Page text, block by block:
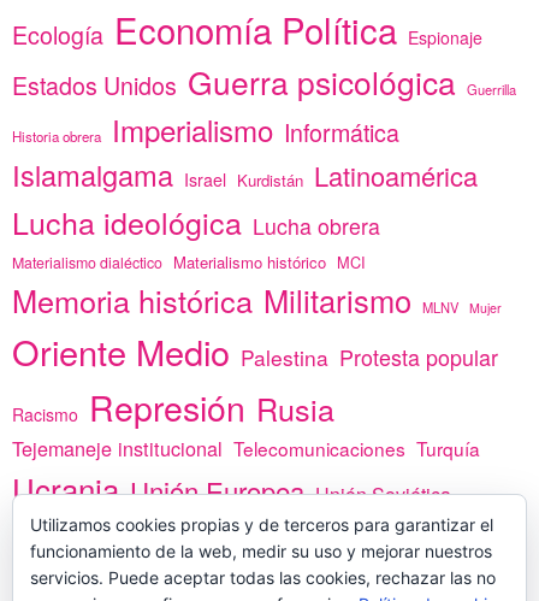
Ecología Economía Política Espionaje
Estados Unidos Guerra psicológica Guerrilla
Historia obrera Imperialismo Informática
Islamalgama Israel Kurdistán Latinoamérica
Lucha ideológica Lucha obrera
Materialismo dialéctico Materialismo histórico MCI
Memoria histórica Militarismo MLNV Mujer
Oriente Medio Palestina Protesta popular
Racismo Represión Rusia
Tejemaneje institucional Telecomunicaciones Turquía
Ucrania Unión Europea Unión Soviética
vacunas Yemen África
Utilizamos cookies propias y de terceros para garantizar el
funcionamiento de la web, medir su uso y mejorar nuestros
servicios. Puede aceptar todas las cookies, rechazar las no